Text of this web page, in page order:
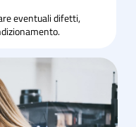
eventuali difetti,